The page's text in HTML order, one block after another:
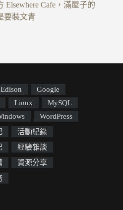
Cafe，滿屋子的
要裝文青
Edison
Google
Linux
MySQL
WordPress
活動紀錄
經驗雜談
資源分享